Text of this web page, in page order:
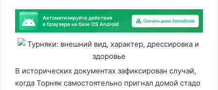
В исторических документах зафиксирован случай,
когда Торняк самостоятельно пригнал домой стадо